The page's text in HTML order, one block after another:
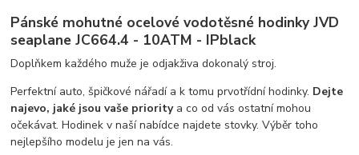
Pánské mohutné ocelové vodotěsné hodinky JVD
seaplane JC664.4 - 10ATM - IPblack
Doplňkem každého muže je odjakživa dokonalý stroj.
Perfektní auto, špičkové nářadí a k tomu prvotřídní hodinky. Dejte
najevo, jaké jsou vaše prioritya co od vás ostatní mohou
očekávat. Hodinek v naší nabídce najdete stovky. Výběr toho
nejlepšího modelu je jen na vás.